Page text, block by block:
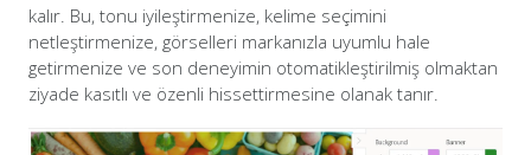
kalır. Bu, tonu iyileştirmenize, kelime seçimini
netleştirmenize, görselleri markanızla uyumlu hale
getirmenize ve son deneyimin otomatikleştirilmiş olmaktan
ziyade kasıtlı ve özenli hissettirmesine olanak tanır.